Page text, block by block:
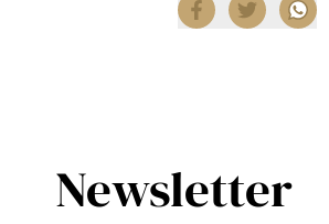
Newsletter